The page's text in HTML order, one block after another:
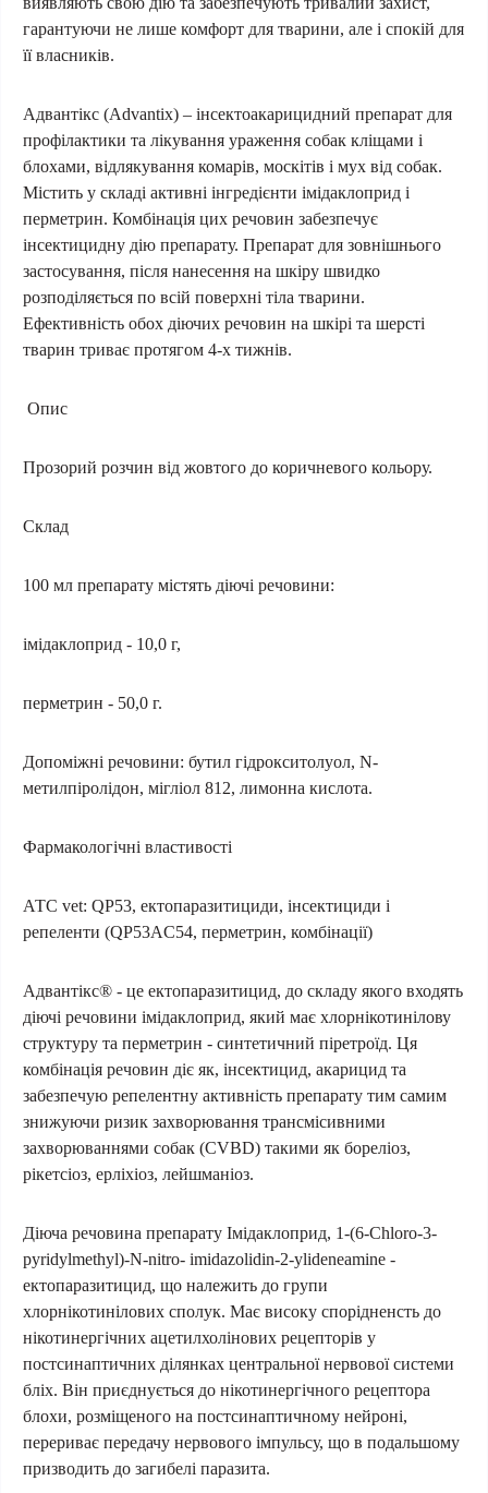
гарантуючи не лише комфорт для тварини, але і спокій для
її власників.
Адвантікс (Advantix) – інсектоакарицидний препарат для
профілактики та лікування ураження собак кліщами і
блохами, відлякування комарів, москітів і мух від собак.
Містить у складі активні інгредієнти імідаклоприд і
перметрин. Комбінація цих речовин забезпечує
інсектицидну дію препарату. Препарат для зовнішнього
застосування, після нанесення на шкіру швидко
розподіляється по всій поверхні тіла тварини.
Ефективність обох діючих речовин на шкірі та шерсті
тварин триває протягом 4-х тижнів.
Опис
Прозорий розчин від жовтого до коричневого кольору.
Склад
100 мл препарату містять діючі речовини:
імідаклоприд - 10,0 г,
перметрин - 50,0 г.
Допоміжні речовини: бутил гідрокситолуол, N-
метилпіролідон, мігліол 812, лимонна кислота.
Фармакологічні властивості
АТС vet: QP53, ектопаразитициди, інсектициди і
репеленти (QP53AC54, перметрин, комбінації)
Адвантікс® - це ектопаразитицид, до складу якого входять
діючі речовини імідаклоприд, який має хлорнікотинілову
структуру та перметрин - синтетичний піретроїд. Ця
комбінація речовин діє як, інсектицид, акарицид та
забезпечую репелентну активність препарату тим самим
знижуючи ризик захворювання трансмісивними
захворюваннями собак (CVBD) такими як бореліоз,
рікетсіоз, ерліхіоз, лейшманіоз.
Діюча речовина препарату Імідаклоприд, 1-(6-Chloro-3-
pyridylmethyl)-N-nitro- imidazolidin-2-ylideneamine -
ектопаразитицид, що належить до групи
хлорнікотинілових сполук. Має високу спорідненсть до
нікотинергічних ацетилхолінових рецепторів у
постсинаптичних ділянках центральної нервової системи
бліх. Він приєднується до нікотинергічного рецептора
блохи, розміщеного на постсинаптичному нейроні,
перериває передачу нервового імпульсу, що в подальшому
призводить до загибелі паразита.